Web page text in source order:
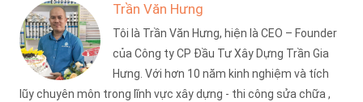
Trần Văn Hưng
Tôi là Trần Văn Hưng, hiện là CEO – Founder
của Công ty CP Đầu Tư Xây Dựng Trần Gia
Hưng. Với hơn 10 năm kinh nghiệm và tích
lũy chuyên môn trong lĩnh vực xây dựng - thi công sửa chữa ,